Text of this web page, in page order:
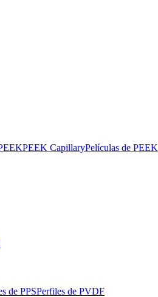
PEEK CapillaryPelículas de PEEK
de PPSPerfiles de PVDF